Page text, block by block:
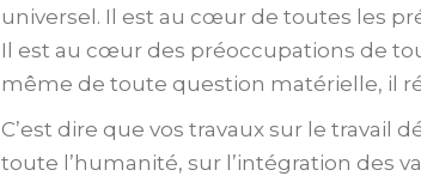
universel. Il est au cœur de toutes les
Il est au cœur des préoccupations de
même de toute question matérielle, il
C’est dire que vos travaux sur le
toute l’humanité, sur l’intégration des